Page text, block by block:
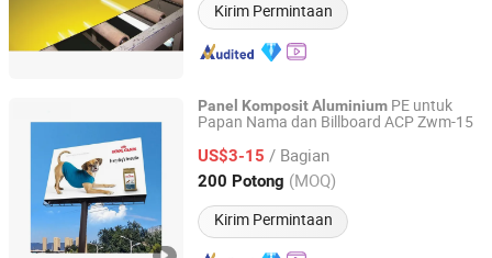
Kirim Permintaan
Panel KompositAluminium PE untuk
Papan Nama dan Billboard ACP Zwm-15
US$3-15 / Bagian
200 Potong (MOQ)
Kirim Permintaan
Henan Jixiang Industry Co., Ltd.
Henan, China Harga mulai 2017